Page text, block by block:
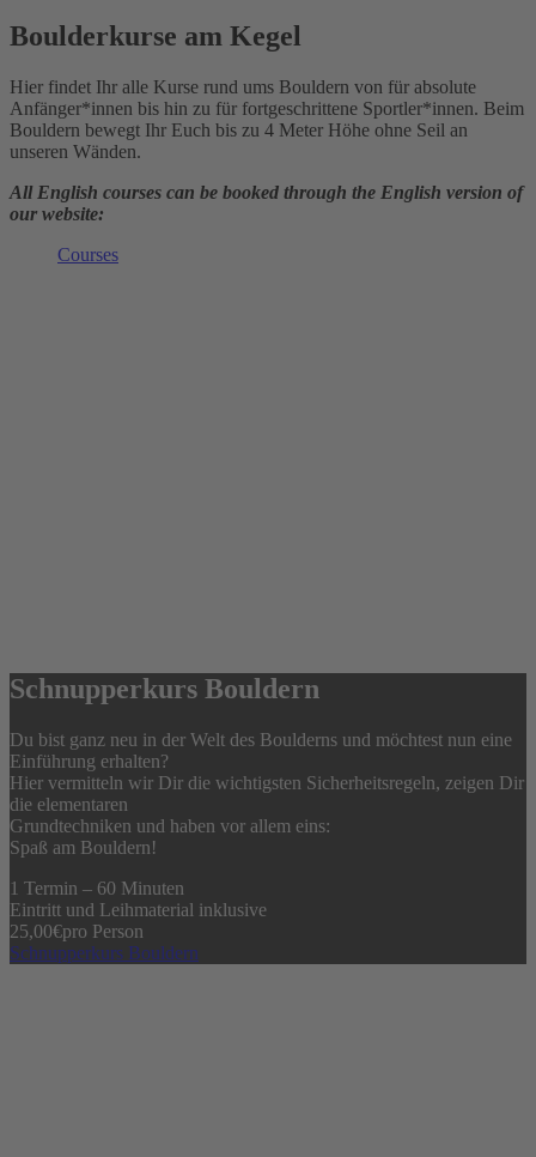
Boulderkurse am Kegel
Hier findet Ihr alle Kurse rund ums Bouldern von für absolute
Anfänger*innen bis hin zu für fortgeschrittene Sportler*innen. Beim
Bouldern bewegt Ihr Euch bis zu 4 Meter Höhe ohne Seil an
unseren Wänden.
All English courses can be booked through the English version of
our website:
Courses
Schnupperkurs Bouldern
Du bist ganz neu in der Welt des Boulderns und möchtest nun eine
Einführung erhalten?
Hier vermitteln wir Dir die wichtigsten Sicherheitsregeln, zeigen Dir
die elementaren
Grundtechniken und haben vor allem eins:
Spaß am Bouldern!
1 Termin – 60 Minuten
Eintritt und Leihmaterial inklusive
25,00€pro Person
Schnupperkurs Bouldern